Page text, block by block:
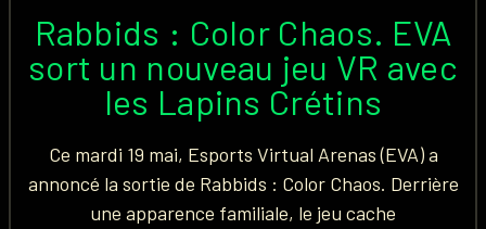
Rabbids : Color Chaos. EVA
sort un nouveau jeu VR avec
les Lapins Crétins
Ce mardi 19 mai, Esports Virtual Arenas (EVA) a
annoncé la sortie de Rabbids : Color Chaos. Derrière
une apparence familiale, le jeu cache